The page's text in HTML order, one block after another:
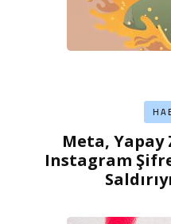
Meta, Yapay
Instagram